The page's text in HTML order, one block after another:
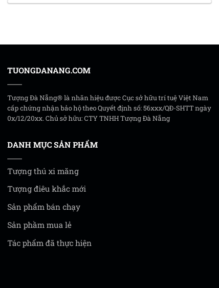
TUONGDANANG.COM
Tượng Đà Nẵng® là nhãn hiệu được Cục sở hữu trí tuệ Việt Nam
cấp chứng nhận bảo hộ theo Quyết định số: 56xxx/QĐ-SHTT ngày
0x/12/20xx. Chủ sở hữu: CTY TNHH Tượng Đà Nẵng
DANH MỤC SẢN PHẨM
Tượng thú xi măng
Tượng điêu khắc mới
Sản phẩm bán chạy
Sản phầm mua lẻ
Tác phẩm đã thực hiện